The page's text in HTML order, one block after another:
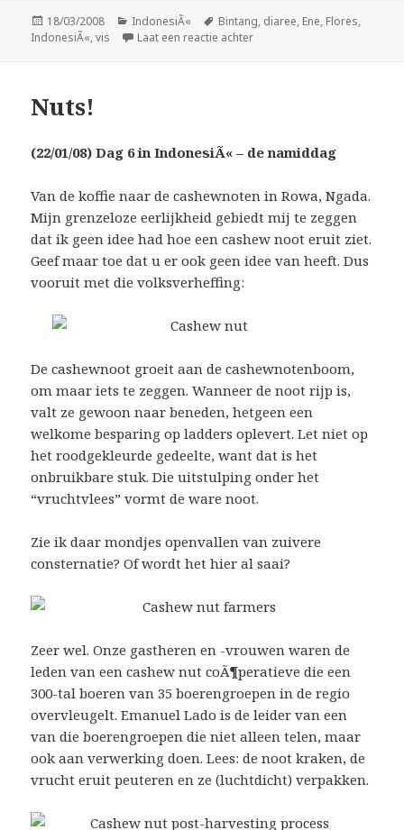
Geplaatst
op
18/03/2008 Categorieën
IndonesiÃ« Tags
Bintang, diaree, Ene, Flores,
IndonesiÃ«,vis Laat een reactie achterop Het grote verloop
Nuts!
(22/01/08) Dag 6 in IndonesiÃ« – de namiddag
Van de koffie naar de cashewnoten in Rowa, Ngada.
Mijn grenzeloze eerlijkheid gebiedt mij te zeggen
dat ik geen idee had hoe een cashew noot eruit ziet.
Geef maar toe dat u er ook geen idee van heeft. Dus
vooruit met die volksverheffing:
De cashewnoot groeit aan de cashewnotenboom,
om maar iets te zeggen. Wanneer de noot rijp is,
valt ze gewoon naar beneden, hetgeen een
welkome besparing op ladders oplevert. Let niet op
het roodgekleurde gedeelte, want dat is het
onbruikbare stuk. Die uitstulping onder het
“vruchtvlees” vormt de ware noot.
Zie ik daar mondjes openvallen van zuivere
consternatie? Of wordt het hier al saai?
Zeer wel. Onze gastheren en -vrouwen waren de
leden van een cashew nut coÃ¶peratieve die een
300-tal boeren van 35 boerengroepen in de regio
overvleugelt. Emanuel Lado is de leider van een
van die boerengroepen die niet alleen telen, maar
ook aan verwerking doen. Lees: de noot kraken, de
vrucht eruit peuteren en ze (luchtdicht) verpakken.